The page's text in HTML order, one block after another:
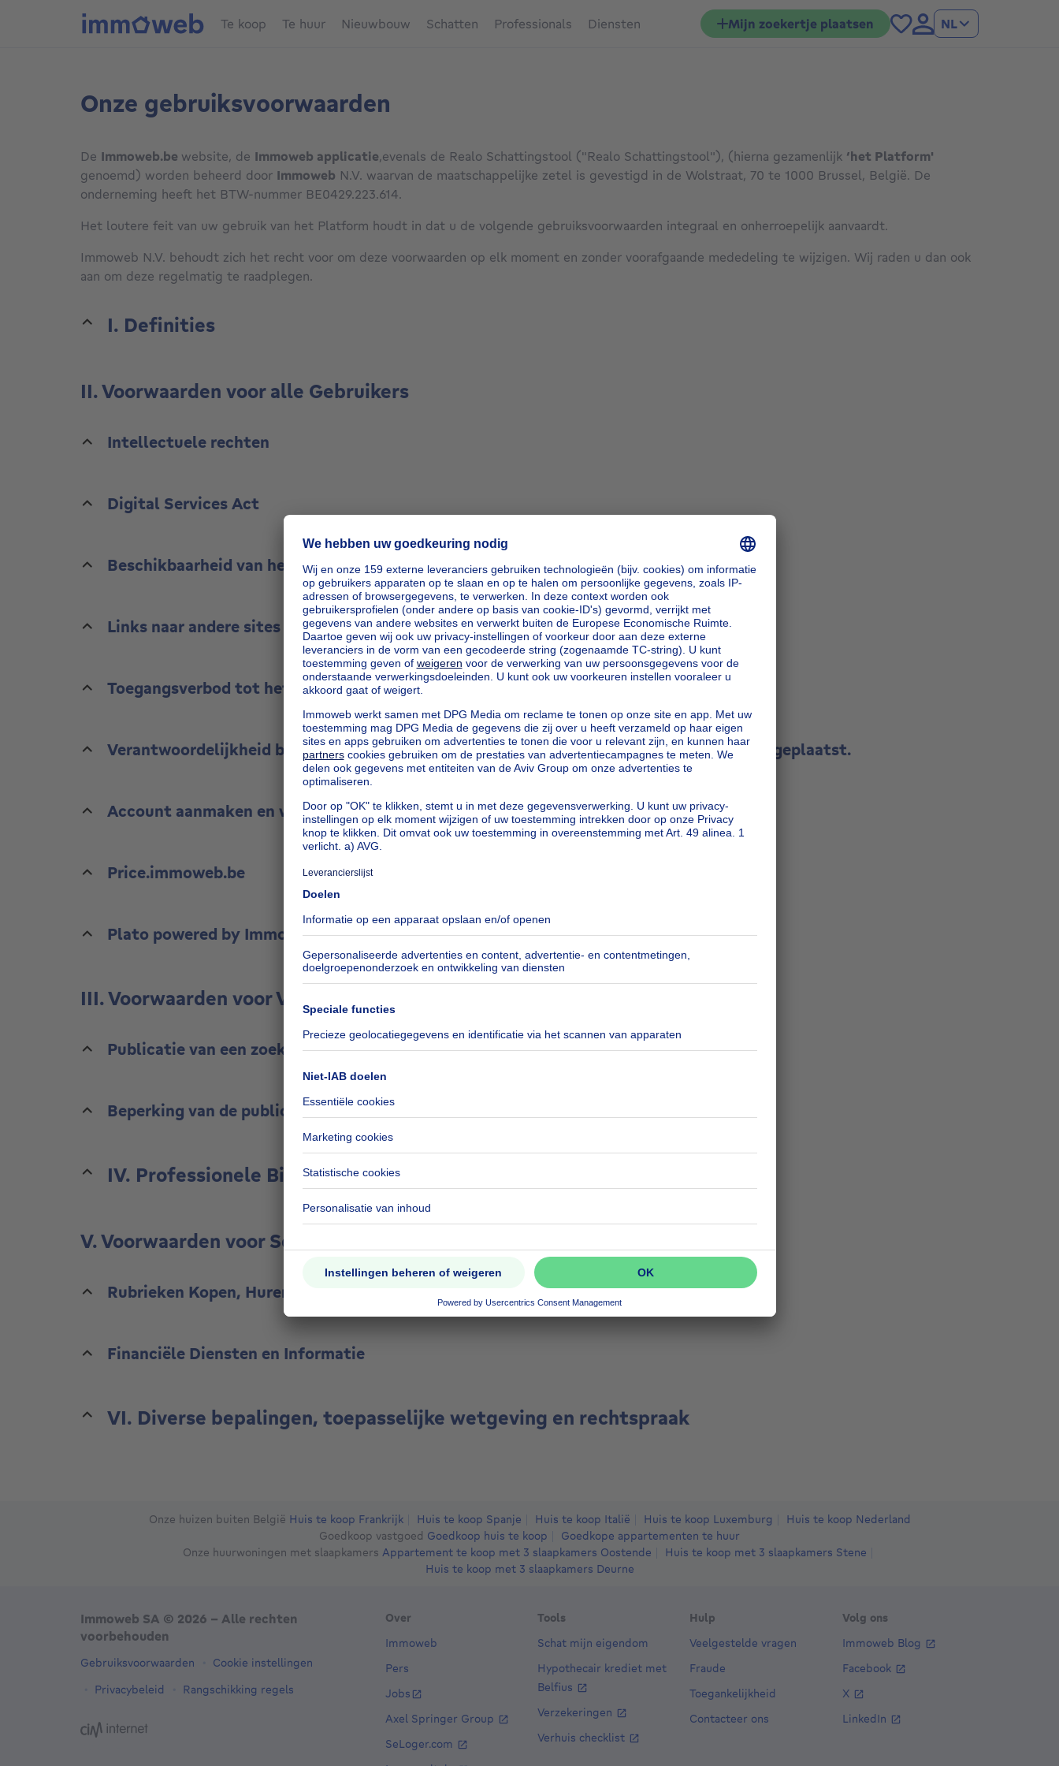
Te koop Te huur Nieuwbouw Schatten Professionals Diensten Mijn zoekertje plaatsen NL
Onze gebruiksvoorwaarden
De Immoweb.be website, de Immoweb applicatie,evenals de Realo Schattingstool ("Realo Schattingstool"), (hierna gezamenlijk ‘het Platform'
genoemd) worden beheerd door Immoweb N.V. waarvan de maatschappelijke zetel is gevestigd in de Wolstraat, 70 te 1000 Brussel, België. De
onderneming heeft het BTW-nummer BE0429.223.614.
Het loutere feit van uw gebruik van het Platform houdt in dat u de volgende gebruiksvoorwaarden integraal en onherroepelijk aanvaardt.
Immoweb N.V. behoudt zich het recht voor om deze voorwaarden op elk moment en zonder voorafgaande mededeling te wijzigen. Wij raden u dan ook
aan om deze regelmatig te raadplegen.
I. Definities
II. Voorwaarden voor alle Gebruikers
Intellectuele rechten
Digital Services Act
Beschikbaarheid van het Platform
Links naar andere sites
Toegangsverbod tot het Platform
Verantwoordelijkheid betreffende de inhoud die door gebruikers op het Platform wordt geplaatst.
Account aanmaken en wachtwoord
Price.immoweb.be
Plato powered by Immoweb
III. Voorwaarden voor Verkopers en Eigenaars
Publicatie van een zoekertje
Beperking van de publicatie van zoekertjes
IV. Professionele Bijstand aan Eigenaars en Verkopers
V. Voorwaarden voor Seekers
Rubrieken Kopen, Huren, Schatten en Diensten
Financiële Diensten en Informatie
VI. Diverse bepalingen, toepasselijke wetgeving en rechtspraak
Onze huizen buiten België Huis te koop Frankrijk Huis te koop Spanje Huis te koop Italië Huis te koop Luxemburg
Huis te koop Nederland
Goedkoop vastgoed Goedkoop huis te koop
Goedkope appartementen te huur
Onze huurwoningen met slaapkamers Appartement te koop met 3 slaapkamers Oostende
Huis te koop met 3 slaapkamers Stene
Huis te koop met 3 slaapkamers Deurne
Over
Immoweb
Pers
Jobs
Axel Springer Group
SeLoger.com
Tools
Schat mijn eigendom
Hypothecair krediet met
Belfius
Verzekeringen
Verhuis checklist
Hulp
Veelgestelde vragen
Fraude
Toegankelijkheid
Contacteer ons
Volg ons
Immoweb Blog
Facebook
X
LinkedIn
Immoweb SA © 2026 - Alle rechten
voorbehouden
Gebruiksvoorwaarden
Cookie instellingen
Privacybeleid
Rangschikking regels